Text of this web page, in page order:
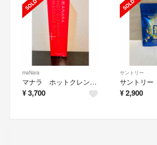
maNara
マナラ ホットクレンジングゲル
¥3,700
サントリー
¥2,900